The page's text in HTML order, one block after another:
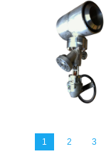
1 2 3